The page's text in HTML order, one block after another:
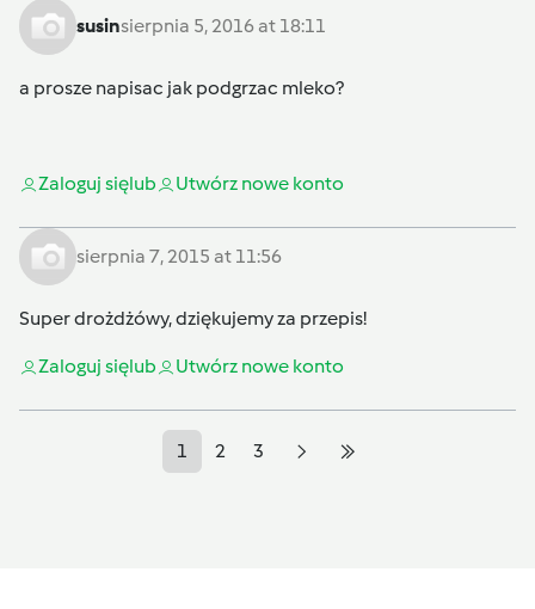
susinsierpnia 5, 2016 at 18:11
a prosze napisac jak podgrzac mleko?
Zaloguj sięlub Utwórz nowe konto
sierpnia 7, 2015 at 11:56
Super drożdżówy, dziękujemy za przepis!
Zaloguj sięlub Utwórz nowe konto
1 2 3